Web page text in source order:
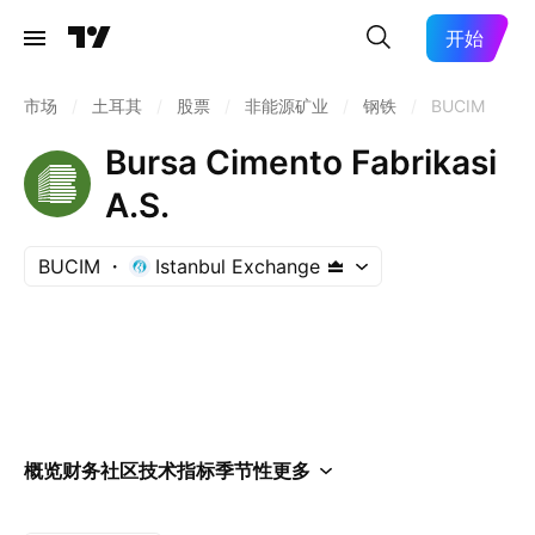
开始
市场 土耳其 股票 非能源矿业 钢铁 BUCIM
Bursa Cimento Fabrikasi
A.S.
BUCIM Istanbul Exchange
概览财务社区技术指标季节性更多